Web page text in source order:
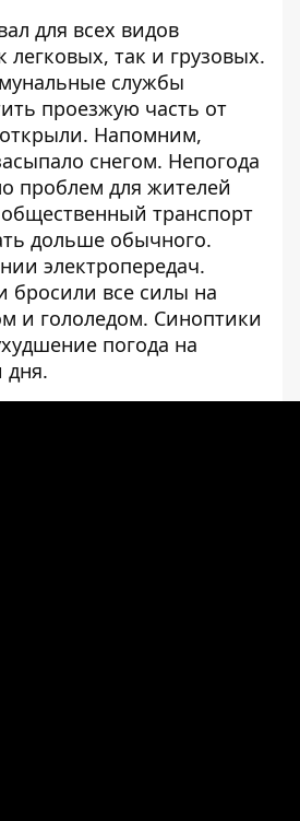
для всех видов
легковых, так и грузовых.
службы
проезжую часть от
открыли. Напомним,
снегом. Непогода
проблем для жителей
общественный транспорт
дольше обычного.
электропередач.
бросили все силы на
и гололедом. Синоптики
погода на